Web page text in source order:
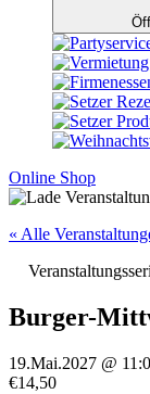
Online Shop
« Alle
Burger-
19.Mai.2027 @
€14,50